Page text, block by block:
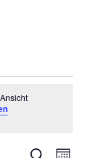
SUCHE